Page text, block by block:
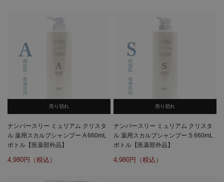
売り切れ
ナンバースリー ミュリアム クリスタ
ル 薬用スカルプシャンプー A 660mL
ボトル【医薬部外品】
4,980
売り切れ
ナンバースリー ミュリアム クリスタ
ル 薬用スカルプシャンプー S 660mL
ボトル【医薬部外品】
4,980